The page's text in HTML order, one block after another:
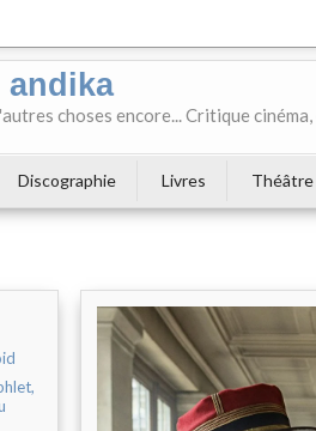
andika
choses encore... Critique
Discographie Livres Théâtre